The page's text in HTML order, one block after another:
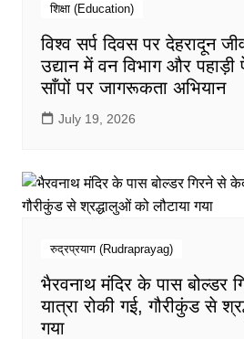
शिक्षा (Education)
विश्व सर्प दिवस पर देहरादून
उद्यान में वन विभाग और पहाड़ी
साँपों पर जागरूकता अभियान
July 19, 2026
रुद्रप्रयाग (Rudraprayag)
भैरवनाथ मंदिर के पास बोल्डर
यात्रा रोकी गई, गौरीकुंड से
गया